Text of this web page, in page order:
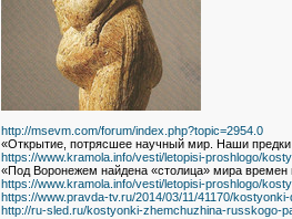
http://msevm.com/forum/index.php?topic=2954.0
«Открытие, потрясшее научный мир. Наши предки
https://www.kramola.info/vesti/letopisi-proshlogo/
«Под Воронежем найдена «столица» мира времен
https://www.kramola.info/vesti/letopisi-proshlogo/
https://www.pravda-tv.ru/2014/03/11/41170/
http://ru-sled.ru/kostyonki-zhemchuzhina-russkogo-